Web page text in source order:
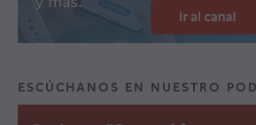
ESCÚCHANOS EN NUESTRO